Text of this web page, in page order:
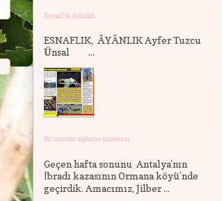
Esnaflık, âyânlık
ESNAFLIK, ÂYÂNLIK Ayfer Tuzcu
Ünsal ...
Bir mantar toplama macerası
Geçen hafta sonunu Antalya’nın
İbradı kazasının Ormana köyü’nde
geçirdik. Amacımız, Jilber ...